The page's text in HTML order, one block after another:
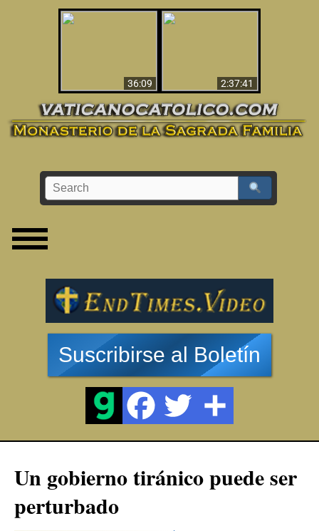
36:09
2:37:41
Suscribirse al Boletín
Un gobierno tiránico puede ser
perturbado